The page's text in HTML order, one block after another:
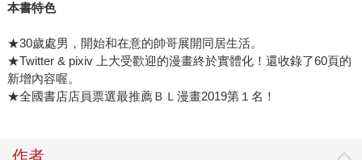
本書特色
★30歲處男，開始和在意的帥哥展開同居生活。
★Twitter & pixiv 上大受歡迎的漫畫終於實體化！還收錄了60頁的
新增內容喔。
★全國書店店員票選最推薦ＢＬ漫畫2019第１名！
作者